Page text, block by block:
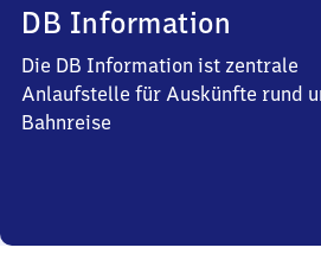
Uhr
DB Information
Die DB Information ist zentrale
Anlaufstelle für Auskünfte rund
Bahnreise